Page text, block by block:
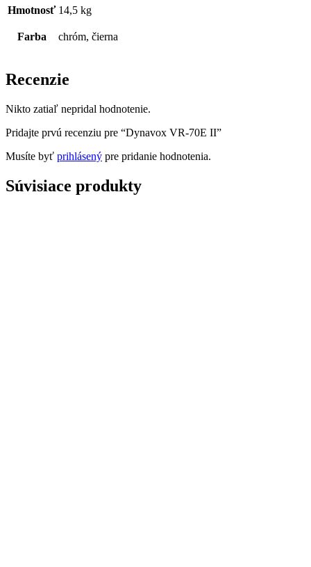
Hmotnosť 14,5 kg
Farba chróm, čierna
Recenzie
Nikto zatiaľ nepridal hodnotenie.
Pridajte prvú recenziu pre “Dynavox VR-70E II”
Musíte byť prihlásený pre pridanie hodnotenia.
Súvisiace produkty